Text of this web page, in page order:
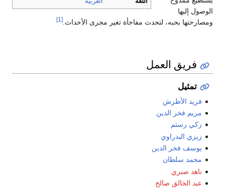
الوصول إليها
ومصارحتها بحبه، لتحدث مفاجأة تغير مجرى الأحداث.[1]
فريق العمل
تمثيل
فريد الأطرش
مريم فخر الدين
زكي رستم
زيزي البدراوي
يوسف فخر الدين
محمد سلطان
ناهد صبري
عبد الخالق صالح